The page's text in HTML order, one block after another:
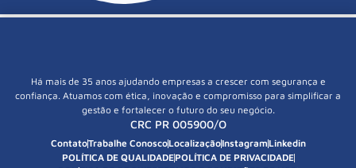
Há mais de 35 anos ajudando empresas a crescer com segurança e
confiança. Atuamos com ética, inovação e compromisso para simplificar a
gestão e fortalecer o futuro do seu negócio.
CRC PR 005900/O
ContatoTrabalhe ConoscoLocalizaçãoInstagramLinkedin
POLÍTICA DE QUALIDADEPOLÍTICA DE PRIVACIDADE